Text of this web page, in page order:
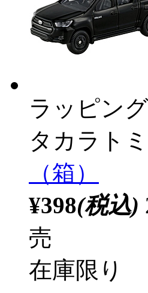
ラッピン
タカラト
（箱）
¥398(税込)
売
在庫限り